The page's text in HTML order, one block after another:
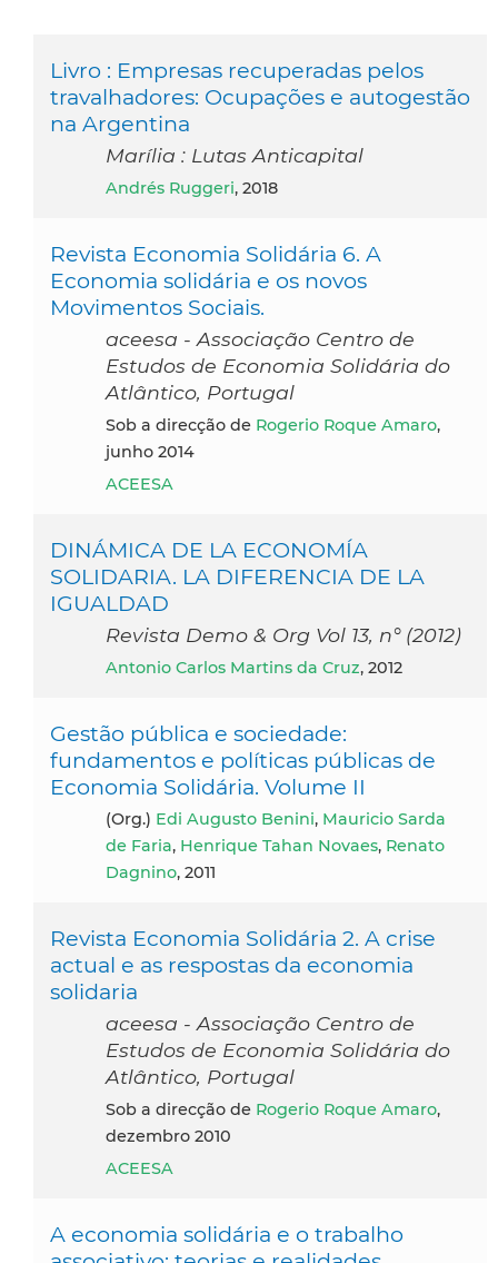
Livro : Empresas recuperadas pelos
travalhadores: Ocupações e autogestão
na Argentina
Marília : Lutas Anticapital
Andrés Ruggeri, 2018
Revista Economia Solidária 6. A
Economia solidária e os novos
Movimentos Sociais.
aceesa - Associação Centro de
Estudos de Economia Solidária do
Atlântico, Portugal
Sob a direcção de Rogerio Roque Amaro,
junho 2014
ACEESA
DINÁMICA DE LA ECONOMÍA
SOLIDARIA. LA DIFERENCIA DE LA
IGUALDAD
Revista Demo & Org Vol 13, n° (2012)
Antonio Carlos Martins da Cruz, 2012
Gestão pública e sociedade:
fundamentos e políticas públicas de
Economia Solidária. Volume II
(org.) Edi Augusto Benini, Mauricio Sarda
de Faria, Henrique Tahan Novaes, Renato
Dagnino, 2011
Revista Economia Solidária 2. A crise
actual e as respostas da economia
solidaria
aceesa - Associação Centro de
Estudos de Economia Solidária do
Atlântico, Portugal
Sob a direcção de Rogerio Roque Amaro,
dezembro 2010
ACEESA
A economia solidária e o trabalho